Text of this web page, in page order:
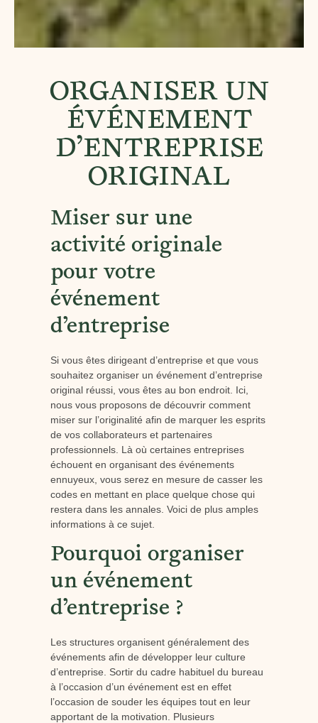
ORGANISER UN
ÉVÉNEMENT
D’ENTREPRISE
ORIGINAL
Miser sur une
activité originale
pour votre
événement
d’entreprise
Si vous êtes dirigeant d’entreprise et que vous
souhaitez organiser un événement d’entreprise
original réussi, vous êtes au bon endroit. Ici,
nous vous proposons de découvrir comment
miser sur l’originalité afin de marquer les esprits
de vos collaborateurs et partenaires
professionnels. Là où certaines entreprises
échouent en organisant des événements
ennuyeux, vous serez en mesure de casser les
codes en mettant en place quelque chose qui
restera dans les annales. Voici de plus amples
informations à ce sujet.
Pourquoi organiser
un événement
d’entreprise ?
Les structures organisent généralement des
événements afin de développer leur culture
d’entreprise. Sortir du cadre habituel du bureau
à l’occasion d’un événement est en effet
l’occasion de souder les équipes tout en leur
apportant de la motivation. Plusieurs